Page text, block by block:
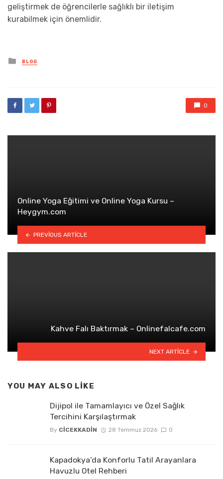
geliştirmek de öğrencilerle sağlıklı bir iletişim
kurabilmek için önemlidir.
Posted
in
BLOG
0
Online Yoga Eğitimi ve Online Yoga Kursu –
Heygym.com
PREVIOUS ARTICLE
Kahve Falı Baktırmak – Onlinefalcafe.com
NEXT ARTICLE
YOU MAY ALSO LIKE
Dijipol ile Tamamlayıcı ve Özel Sağlık
Tercihini Karşılaştırmak
By CICEKKADIN 28 Temmuz 2026 0
Kapadokya’da Konforlu Tatil Arayanlara
Havuzlu Otel Rehberi